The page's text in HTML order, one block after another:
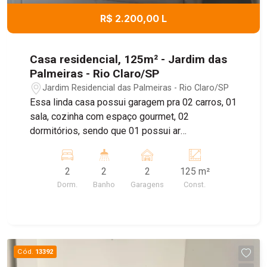
R$ 2.200,00 L
Casa residencial, 125m² - Jardim das
Palmeiras - Rio Claro/SP
Jardim Residencial das Palmeiras - Rio Claro/SP
Essa linda casa possui garagem pra 02 carros, 01
sala, cozinha com espaço gourmet, 02
dormitórios, sendo que 01 possui ar
2
Dorm.
2
Banho
2
Garagens
125 m²
Const.
Cód. 13392